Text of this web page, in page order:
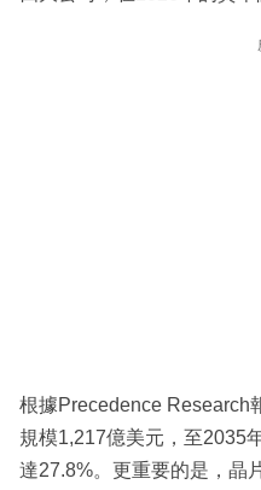
根據Precedence Research
規模1,217億美元，至2035
達27.8%。更重要的是，晶